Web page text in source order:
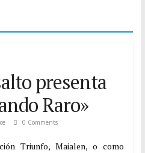
presenta
Raro»
0 Comments
Triunfo, Maialen, o como